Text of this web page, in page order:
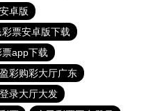
卓版
彩票安卓版下载
app下载
彩购彩大厅广东
录大厅大发